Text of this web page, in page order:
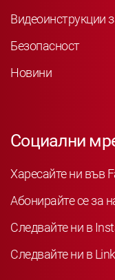
Видеоинструкции
Безопасност
Новини
Социални
Харесайте ни във
Абонирайте се за
Следвайте ни в
Следвайте ни в